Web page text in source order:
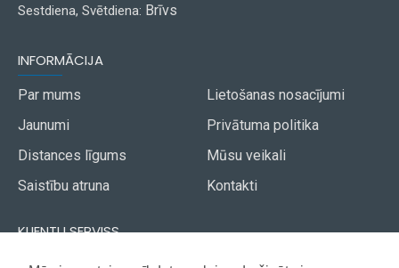
Sestdiena, Svētdiena: Brīvs
INFORMĀCIJA
Par mums
Jaunumi
Distances līgums
Saistību atruna
Lietošanas nosacījumi
Privātuma politika
Mūsu veikali
Kontakti
KLIENTU SERVISS